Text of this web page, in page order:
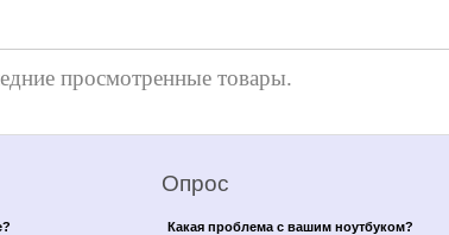
просмотренные товары.
Опрос
Какая проблема с вашим ноутбуком?